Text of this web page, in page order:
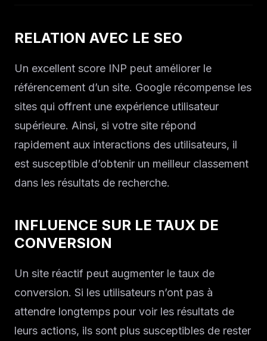
RELATION AVEC LE SEO
Un excellent score INP peut améliorer le
référencement d’un site. Google récompense les
sites qui offrent une expérience utilisateur
supérieure. Ainsi, si votre site répond
rapidement aux interactions des utilisateurs, il
est susceptible d’obtenir un meilleur classement
dans les résultats de recherche.
INFLUENCE SUR LE TAUX DE
CONVERSION
Un site réactif peut augmenter le taux de
conversion. Si les utilisateurs n’ont pas à
attendre longtemps pour voir les résultats de
leurs actions, ils sont plus susceptibles de rester